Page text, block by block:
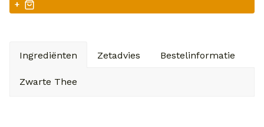
+
Ingrediënten Zetadvies Bestelinformatie
Zwarte Thee